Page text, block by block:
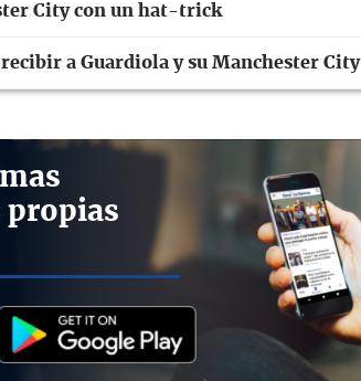
City con un hat-trick
a Guardiola y su Manchester City
propias